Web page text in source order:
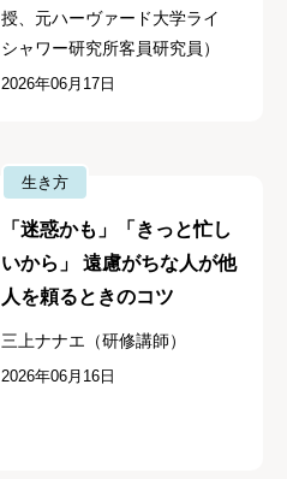
授、元ハーヴァード大学ライ
シャワー研究所客員研究員）
2026年06月17日
生き方
「迷惑かも」「きっと忙し
いから」 遠慮がちな人が他
人を頼るときのコツ
三上ナナエ（研修講師）
2026年06月16日